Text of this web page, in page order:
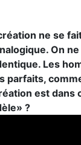
ne se
On
Les
parfaits,
est dans
?